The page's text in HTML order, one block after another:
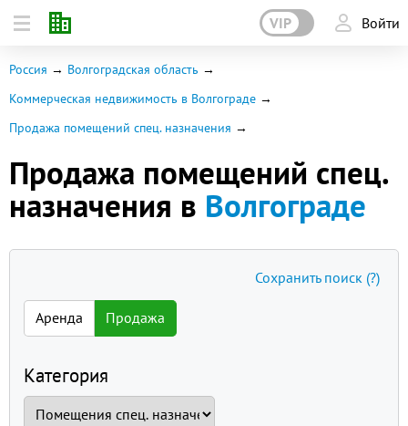
VIP Войти
Россия
Волгоградская область
Коммерческая недвижимость в Волгограде
Продажа помещений спец. назначения
Продажа помещений спец.
назначения в Волгограде
Аренда Продажа
Категория
Сохранить поиск (?)